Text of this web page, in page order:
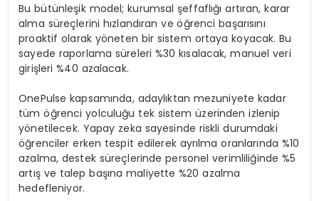
Bu bütünleşik model; kurumsal şeffaflığı artıran, karar
alma süreçlerini hızlandıran ve öğrenci başarısını
proaktif olarak yöneten bir sistem ortaya koyacak. Bu
sayede raporlama süreleri %30 kısalacak, manuel veri
girişleri %40 azalacak.
OnePulse kapsamında, adaylıktan mezuniyete kadar
tüm öğrenci yolculuğu tek sistem üzerinden izlenip
yönetilecek. Yapay zeka sayesinde riskli durumdaki
öğrenciler erken tespit edilerek ayrılma oranlarında %10
azalma, destek süreçlerinde personel verimliliğinde %5
artış ve talep başına maliyette %20 azalma
hedefleniyor.